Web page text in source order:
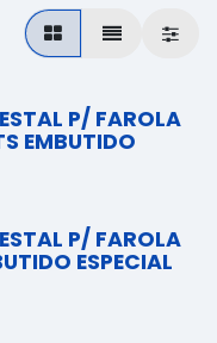
P/ FAROLA
EMBUTIDO
P/ FAROLA
ESPECIAL